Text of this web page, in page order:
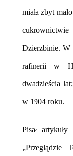
miała zbyt
Dzierzbinie. W
rafinerii w
dwadzieścia
w 1904 roku.
Pisał
„Przeglądzie